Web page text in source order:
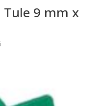
Tule 9 mm x